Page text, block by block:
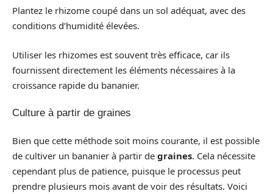
Plantez le rhizome coupé dans un sol adéquat, avec des
conditions d’humidité élevées.
Utiliser les rhizomes est souvent très efficace, car ils
fournissent directement les éléments nécessaires à la
croissance rapide du bananier.
Culture à partir de graines
Bien que cette méthode soit moins courante, il est possible
de cultiver un bananier à partir de graines. Cela nécessite
cependant plus de patience, puisque le processus peut
prendre plusieurs mois avant de voir des résultats. Voici